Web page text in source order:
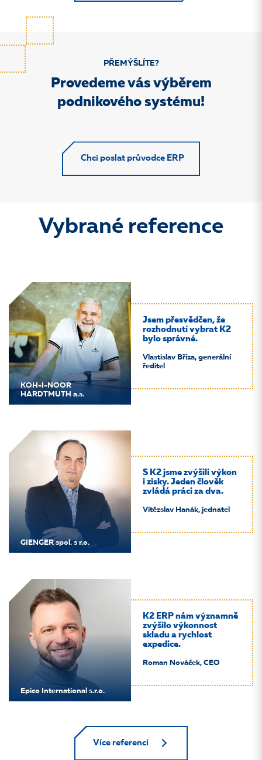
PŘEMÝŠLÍTE?
Provedeme vás výběrem
podnikového systému!
Chci poslat průvodce ERP
Vybrané reference
KOH-I-NOOR
HARDTMUTH a.s.
Jsem přesvědčen, že
rozhodnutí vybrat K2
bylo správné.
Vlastislav Bříza, generální
ředitel
GIENGER spol. s r.o.
S K2 jsme zvýšili výkon
i zisky. Jeden člověk
zvládá práci za dva.
Vítězslav Hanák, jednatel
Epico International s.r.o.
K2 ERP nám významně
zvýšilo výkonnost
skladu a rychlost
expedice.
Roman Nováček, CEO
Více referencí